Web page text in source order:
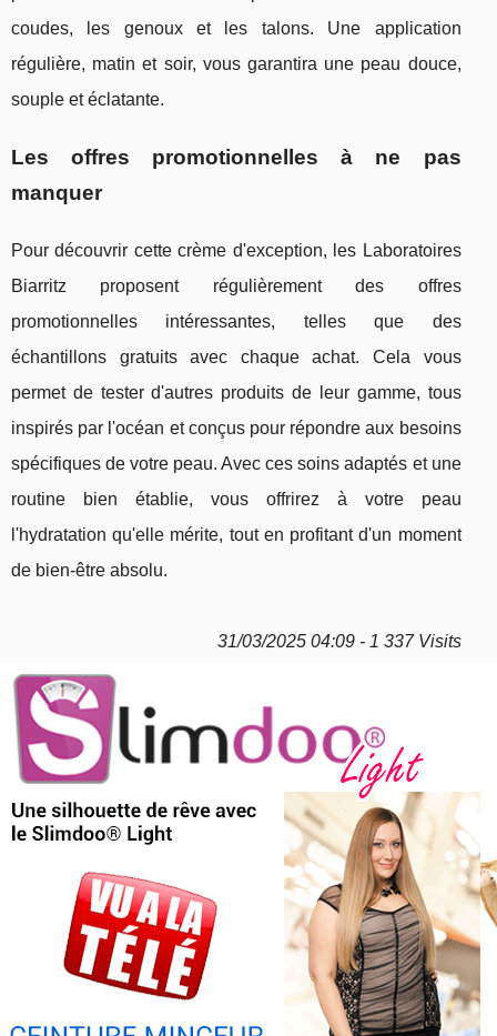
coudes, les genoux et les talons. Une application
régulière, matin et soir, vous garantira une peau douce,
souple et éclatante.
Les offres promotionnelles à ne pas
manquer
Pour découvrir cette crème d'exception, les Laboratoires
Biarritz proposent régulièrement des offres
promotionnelles intéressantes, telles que des
échantillons gratuits avec chaque achat. Cela vous
permet de tester d'autres produits de leur gamme, tous
inspirés par l'océan et conçus pour répondre aux besoins
spécifiques de votre peau. Avec ces soins adaptés et une
routine bien établie, vous offrirez à votre peau
l'hydratation qu'elle mérite, tout en profitant d'un moment
de bien-être absolu.
31/03/2025 04:09 - 1 337 Visits